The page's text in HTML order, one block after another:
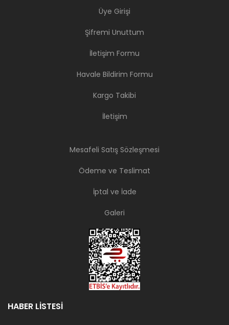
Üye Girişi
Şifremi Unuttum
İletişim Formu
Havale Bildirim Formu
Kargo Takibi
İletişim
Mesafeli Satış Sözleşmesi
Ödeme ve Teslimat
İptal ve İade
Galeri
HABER LİSTESİ